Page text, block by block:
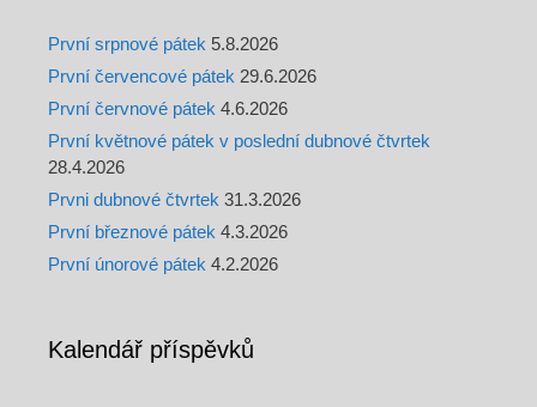
První srpnové pátek 5.8.2026
První červencové pátek 29.6.2026
První červnové pátek 4.6.2026
První květnové pátek v poslední dubnové čtvrtek
28.4.2026
Prvni dubnové čtvrtek 31.3.2026
První březnové pátek 4.3.2026
První únorové pátek 4.2.2026
Kalendář příspěvků